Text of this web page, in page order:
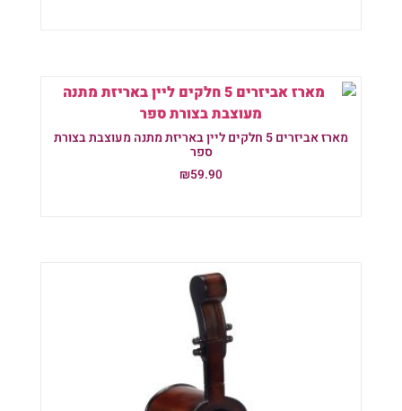
מארז אביזרים 5 חלקים ליין באריזת מתנה מעוצבת בצורת
ספר
₪59.90